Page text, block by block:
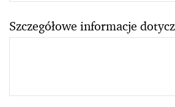
Szczegółowe informacje